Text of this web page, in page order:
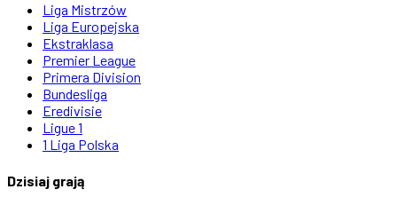
Liga Mistrzów
Liga Europejska
Ekstraklasa
Premier League
Primera Division
Bundesliga
Eredivisie
Ligue 1
1 Liga Polska
Dzisiaj grają